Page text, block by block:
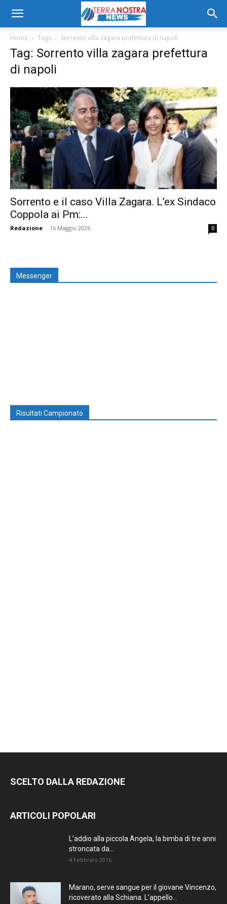
Home Tags Sorrento villa zagara prefettura di napoli
Tag: Sorrento villa zagara prefettura
di napoli
Sorrento e il caso Villa Zagara. L’ex Sindaco
Coppola ai Pm:...
Redazione - 16 Maggio 2026 0
Messenger
Risultati Campionato
SCELTO DALLA REDAZIONE
ARTICOLI POPOLARI
L’addio alla piccola Angela, la bimba di tre anni
stroncata da...
4 Febbraio 2016
Marano, serve sangue per il giovane Vincenzo,
ricoverato alla Schiana. L’appello...